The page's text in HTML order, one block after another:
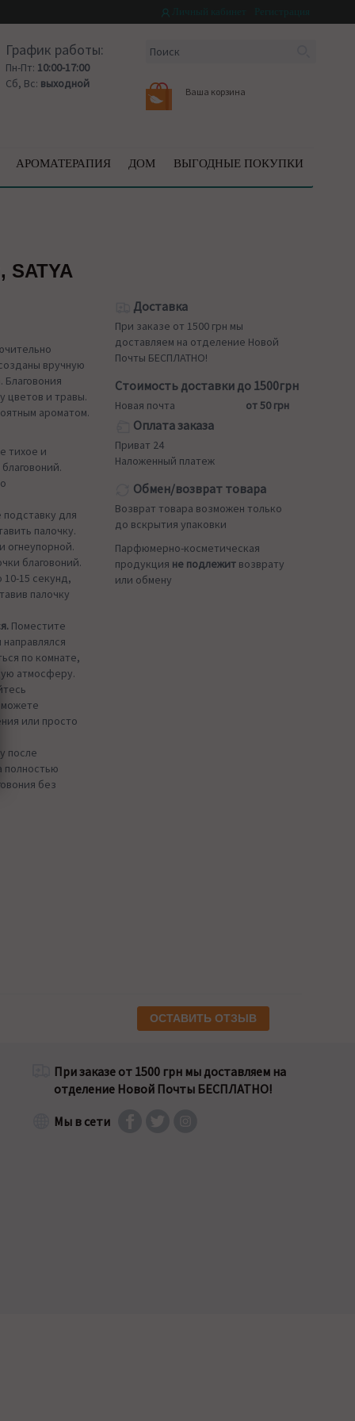
График работы:
Пн-Пт: 10:00-17:00
Сб, Вс: выходной
Ваша корзина
АРОМАТЕРАПИЯ ДОМ ВЫГОДНЫЕ ПОКУПКИ
вручную
Благовония
цветов и травы.
ароматом.
тихое и
подставку для
палочку.
огнеупорной.
благовоний.
15 секунд,
палочку
Поместите
по комнате,
атмосферу.
можете
или просто
после
полностью
без
Доставка
При заказе от 1500 грн мы
доставляем на отделение Новой
Почты БЕСПЛАТНО!
Стоимость доставки до 1500грн
Новая почта от 50 грн
Оплата заказа
Приват 24
Наложенный платеж
Обмен/возврат товара
Возврат товара возможен только
до вскрытия упаковки
Парфюмерно-косметическая
продукция не подлежит возврату
или обмену
ОСТАВИТЬ ОТЗЫВ
При заказе от 1500 грн мы доставляем на
отделение Новой Почты БЕСПЛАТНО!
Мы в сети